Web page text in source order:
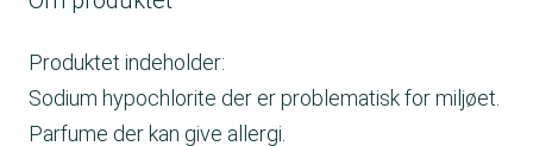
Produktet indeholder:
Sodium hypochlorite der er problematisk for miljøet.
Parfume der kan give allergi.